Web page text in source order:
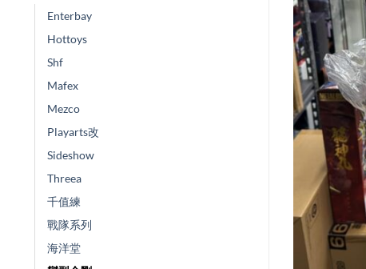
Enterbay
Hottoys
Shf
Mafex
Mezco
Playarts改
Sideshow
Threea
千值練
戰隊系列
海洋堂